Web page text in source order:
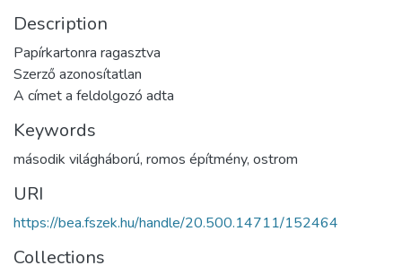
Description
Papírkartonra ragasztva
Szerző azonosítatlan
A címet a feldolgozó adta
Keywords
második világháború, romos építmény, ostrom
URI
https://bea.fszek.hu/handle/20.500.14711/152464
Collections